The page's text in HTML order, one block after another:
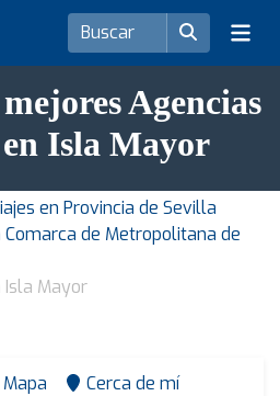
Agencias
Isla Mayor
en Provincia de Sevilla
de Metropolitana de
Isla Mayor
Mapa Cerca de mí